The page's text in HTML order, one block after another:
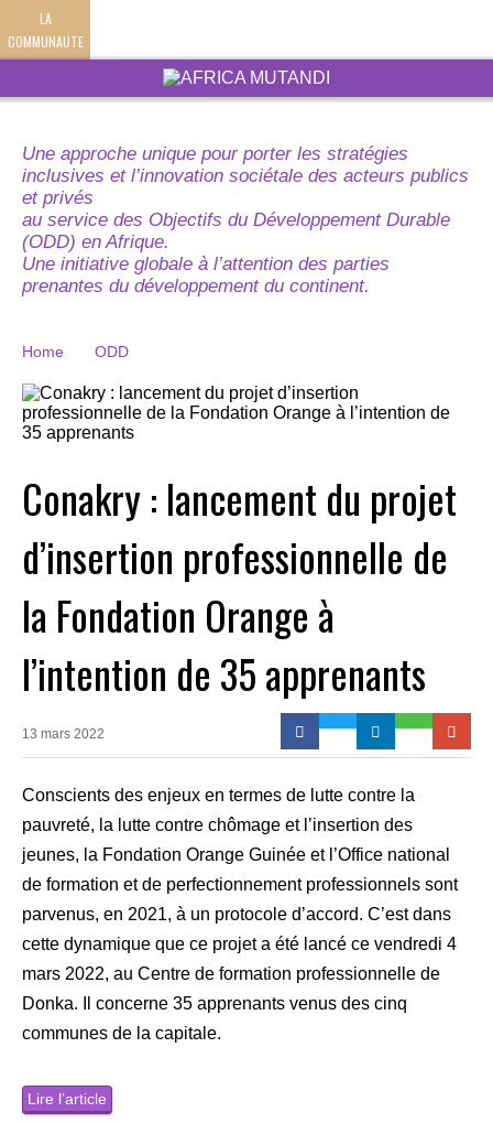
LA
COMMUNAUTE
Une approche unique pour porter les stratégies
inclusives et l’innovation sociétale des acteurs publics
et privés
au service des Objectifs du Développement Durable
(ODD) en Afrique.
Une initiative globale à l’attention des parties
prenantes du développement du continent.
Home ODD
Conakry : lancement du projet
d’insertion professionnelle de
la Fondation Orange à
l’intention de 35 apprenants
13 mars 2022
Conscients des enjeux en termes de lutte contre la
pauvreté, la lutte contre chômage et l’insertion des
jeunes, la Fondation Orange Guinée et l’Office national
de formation et de perfectionnement professionnels sont
parvenus, en 2021, à un protocole d’accord. C’est dans
cette dynamique que ce projet a été lancé ce vendredi 4
mars 2022, au Centre de formation professionnelle de
Donka. Il concerne 35 apprenants venus des cinq
communes de la capitale.
Lire l’article